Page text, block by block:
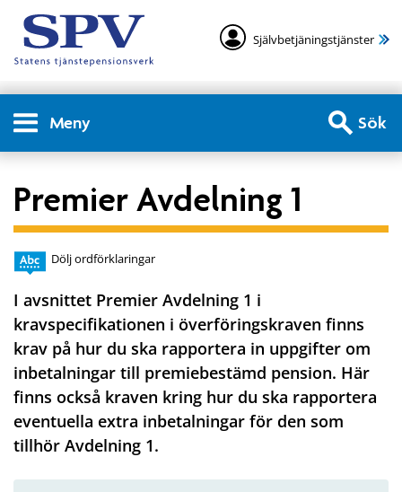
Självbetjäningstjänster
Meny Sök
Premier Avdelning 1
Dölj ordförklaringar
I avsnittet Premier Avdelning 1 i
kravspecifikationen i överföringskraven finns
krav på hur du ska rapportera in uppgifter om
inbetalningar till premiebestämd pension. Här
finns också kraven kring hur du ska rapportera
eventuella extra inbetalningar för den som
tillhör Avdelning 1.